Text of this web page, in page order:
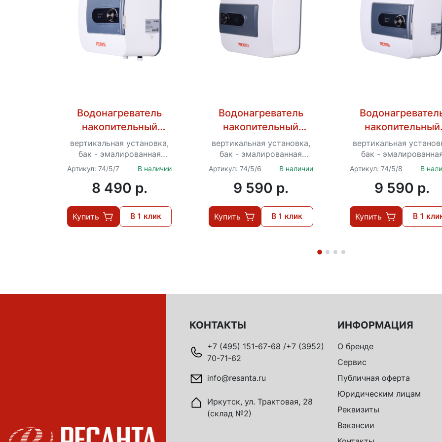
Водонагреватель
накопительный
ВН-10Н Ресанта
вертикальная установка,
бак - эмалированная
сталь, 10 л, 1.5 кВт, время
нагрева - 20 мин, до...
Артикул: 74/5/7 В наличии
8 490 p.
Купить В 1 клик
Водонагреватель
накопительный
ВН-15В Ресанта
вертикальная установка,
бак - эмалированная
сталь, 15 л, 1.5 кВт, время
нагрева - 31 мин, до...
Артикул: 74/5/6 В наличии
9 590 p.
Купить В 1 клик
накопительный
ВН-15Н Ресанта
вертикальная
бак -
сталь, 15 л, 1.5 кВт,
нагрева - 31 мин, до...
Артикул: 74/5/8 В
9 590 p.
Купить В 1
КОНТАКТЫ
+7 (495) 151-67-68 /+7 (3952)
70-71-62
info@resanta.ru
Иркутск, ул. Трактовая, 28
(склад №2)
ИНФОРМАЦИЯ
О бренде
Сервис
Публичная оферта
Юридическим лицам
Реквизиты
Вакансии